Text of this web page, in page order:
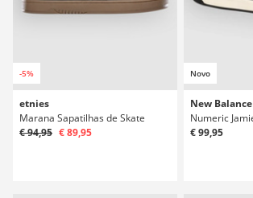
-5%
etnies
Marana Sapatilhas de Skate
€ 94,95 € 89,95
Novo
New Balance
€ 99,95